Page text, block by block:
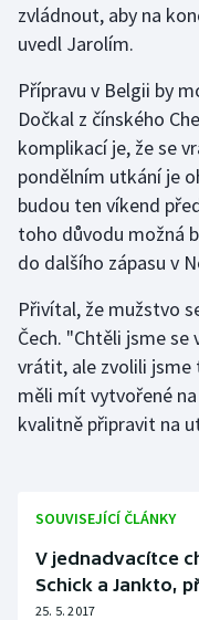
zvládnout, aby na
uvedl Jarolím.
Přípravu v Belgii by
Dočkal z čínského
komplikací je, že se
pondělním utkání je
budou ten víkend
toho důvodu možná
do dalšího zápasu v
Přivítal, že mužstvo
Čech. "Chtěli jsme
vrátit, ale zvolili jsme
měli mít vytvořené
kvalitně připravit na
SOUVISEJÍCÍ ČLÁNKY
V jednadvacítce
Schick a Jankto,
25. 5. 2017